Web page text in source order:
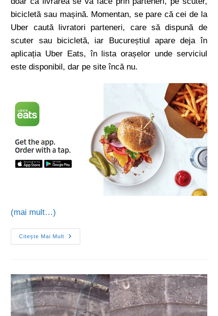
bicicletă sau mașină. Momentan, se pare că cei de la
Uber caută livratori parteneri, care să dispună de
scuter sau bicicletă, iar Bucureștiul apare deja în
aplicația Uber Eats, în lista orașelor unde serviciul
este disponibil, dar pe site încă nu.
(mai mult…)
Citește Mai Mult